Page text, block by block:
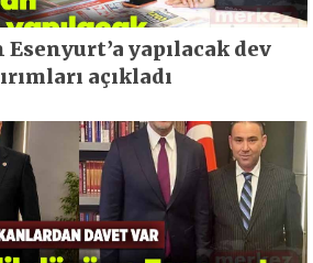
Esenyurt’a yapılacak dev
açıkladı